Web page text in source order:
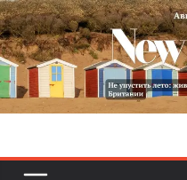
Skip
to
content